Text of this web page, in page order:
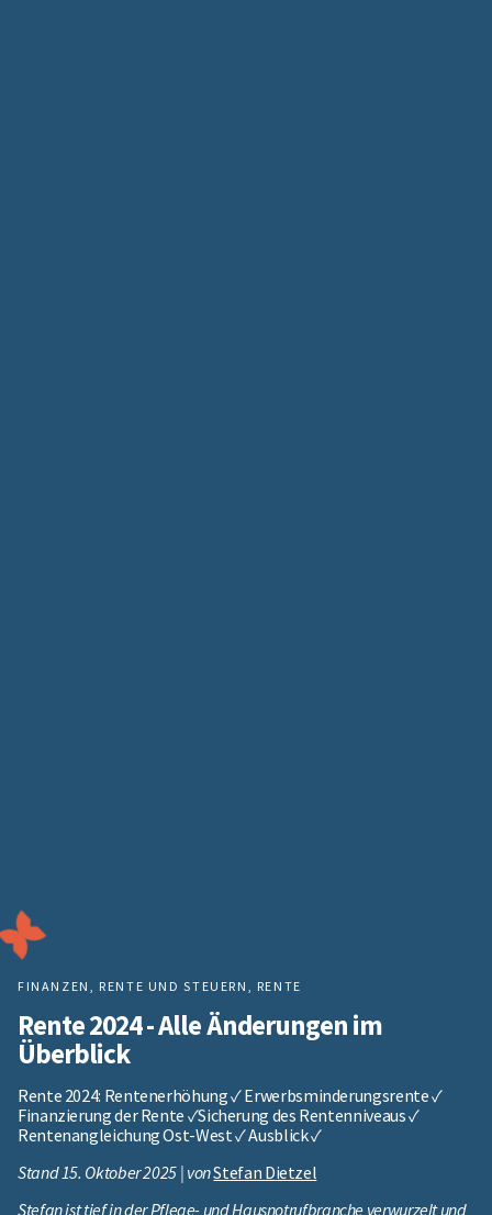
FINANZEN, RENTE UND STEUERN RENTE
Rente 2024 - Alle Änderungen im
Überblick
Rente 2024: Rentenerhöhung ✓ Erwerbsminderungsrente ✓
Finanzierung der Rente ✓Sicherung des Rentenniveaus ✓
Rentenangleichung Ost-West ✓ Ausblick ✓
Stand 15. Oktober 2025 | vonStefan Dietzel
Stefan ist tief in der Pflege- und Hausnotrufbranche verwurzelt und